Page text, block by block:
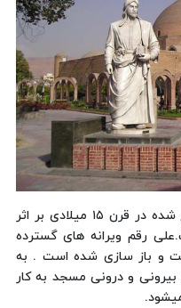
که در شمال خیابان امام خمینی واقع شده در قرن ۱۵ میلادی بر اثر
رقم ویرانه های گسترده
و باز سازی شده است . به
و درونی مسجد به کار